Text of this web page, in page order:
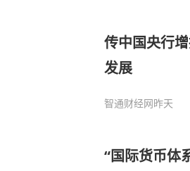
传中国央行
发展
智通财经网昨天
“国际货币体